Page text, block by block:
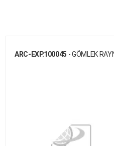
ARC-EXP.100045 - GÖMLEK